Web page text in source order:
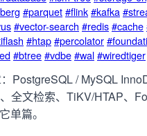
#parquet#flink#kafka
#vector-search #redis#cache
#htap#percolator
#btree#vdbe#wal#wiredtiger
PostgreSQL / MySQL
全文检索、TiKV/HTAP、
单篇。